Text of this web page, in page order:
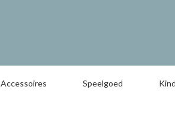
Accessoires Speelgoed